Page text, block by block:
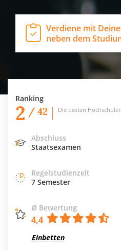
Verdiene mit
neben dem
Ranking
2 / 42 Die besten
Abschluss
Staatsexamen
Regelstudienzeit
7 Semester
Ø Bewertung
4,4
Einbetten